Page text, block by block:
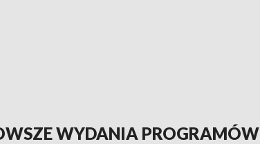
WYDANIA PROGRAMÓW